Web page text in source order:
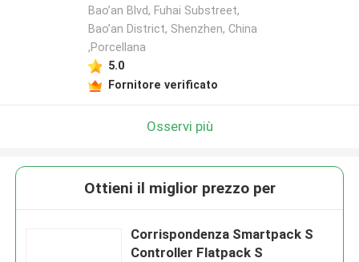
Bao’an Blvd, Fuhai Substreet,
Bao’an District, Shenzhen, China
,Porcellana
5.0
Fornitore verificato
Osservi più
Ottieni il miglior prezzo per
Corrispondenza Smartpack S
Controller Flatpack S